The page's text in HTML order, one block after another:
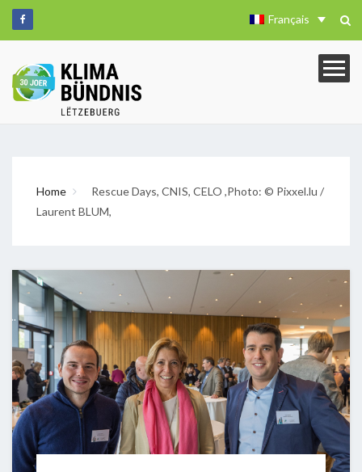
Français
Home
Rescue Days, CNIS, CELO ,Photo: © Pixxel.lu /
Laurent BLUM,